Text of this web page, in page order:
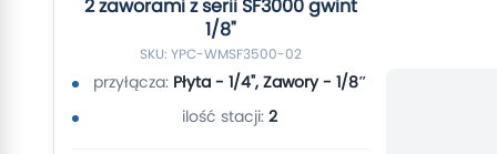
2 zaworami z serii SF3000 gwint
1/8"
SKU: YPC-WMSF3500-02
przyłącza: Płyta - 1/4", Zawory - 1/8″
ilość stacji: 2